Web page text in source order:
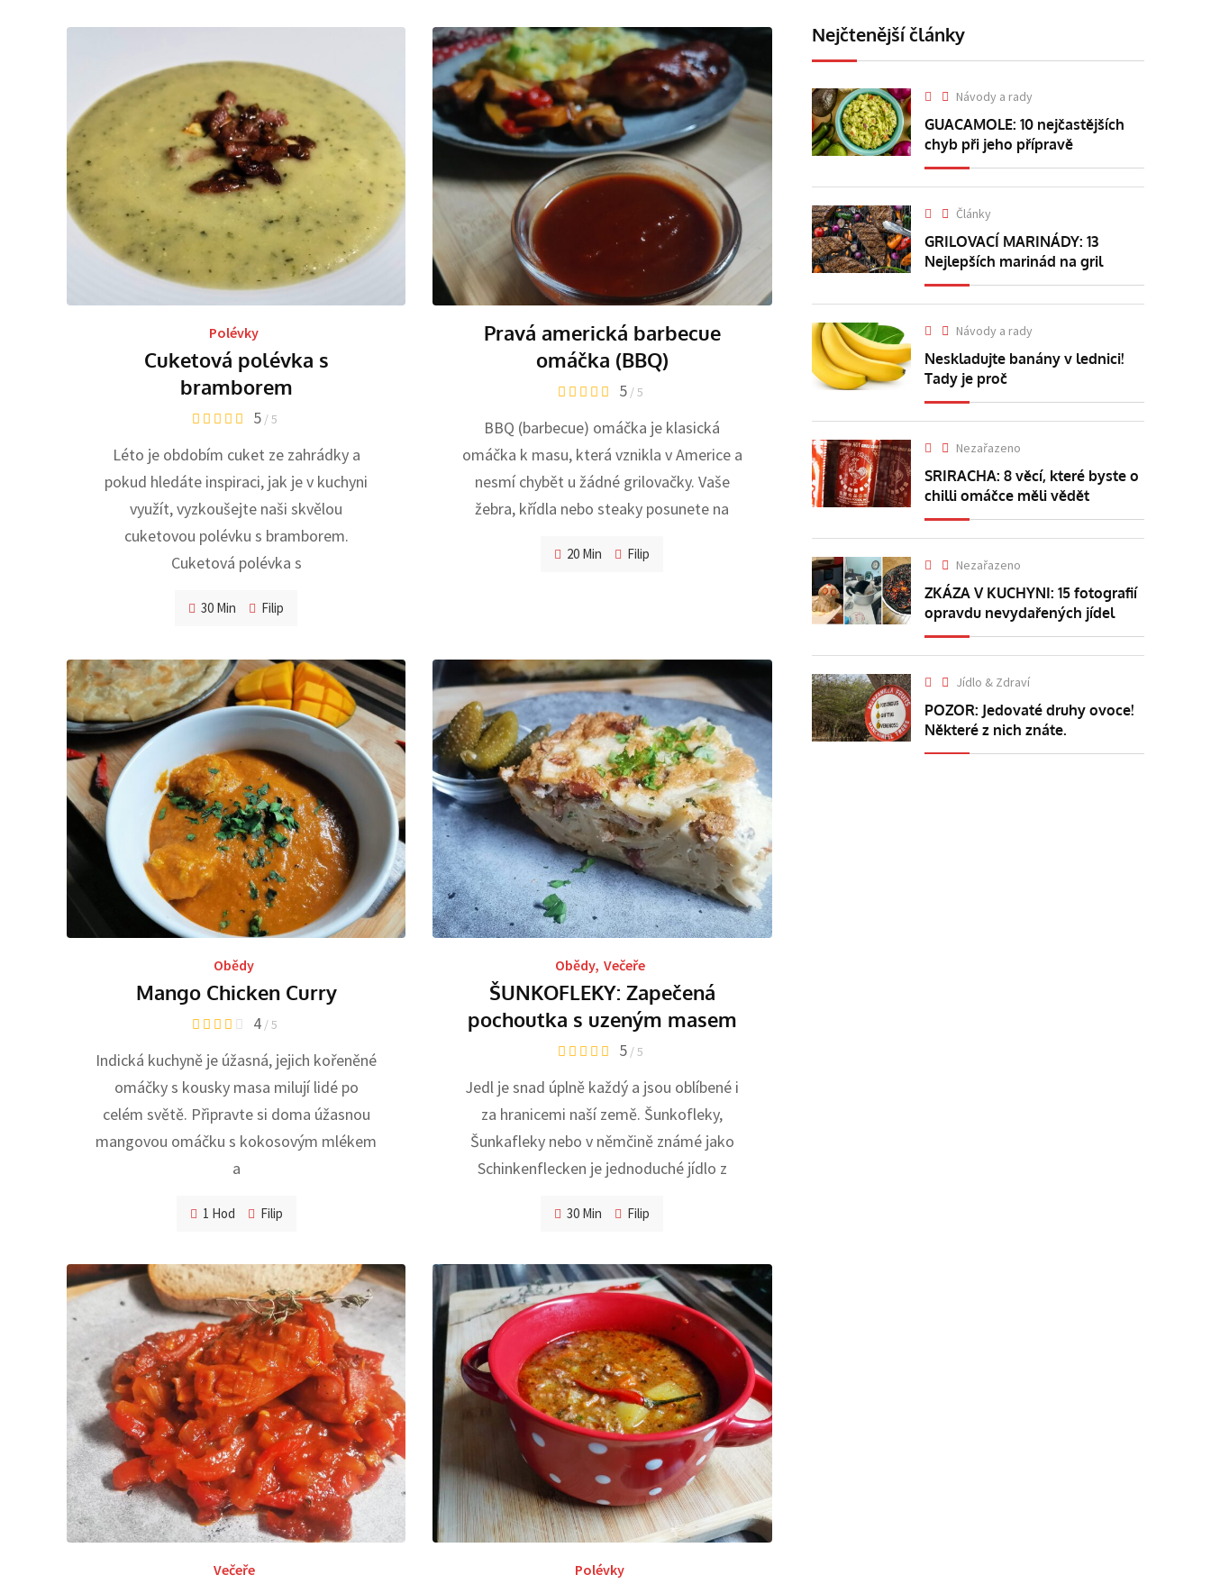
Polévky
Cuketová polévka s
bramborem
5 / 5
Léto je obdobím cuket ze zahrádky a
pokud hledáte inspiraci, jak je v kuchyni
využít, vyzkoušejte naši skvělou
cuketovou polévku s bramborem.
Cuketová polévka s
30 Min Filip
Pravá americká barbecue
omáčka (BBQ)
5 / 5
BBQ (barbecue) omáčka je klasická
omáčka k masu, která vznikla v Americe a
nesmí chybět u žádné grilovačky. Vaše
žebra, křídla nebo steaky posunete na
20 Min Filip
Obědy
Mango Chicken Curry
4 / 5
Indická kuchyně je úžasná, jejich kořeněné
omáčky s kousky masa milují lidé po
celém světě. Připravte si doma úžasnou
mangovou omáčku s kokosovým mlékem
a
1 Hod Filip
Obědy, Večeře
ŠUNKOFLEKY: Zapečená
pochoutka s uzeným masem
5 / 5
Jedl je snad úplně každý a jsou oblíbené i
za hranicemi naší země. Šunkofleky,
Šunkafleky nebo v němčině známé jako
Schinkenflecken je jednoduché jídlo z
30 Min Filip
Večeře Polévky
Nejčtenější články
Návody a rady
GUACAMOLE: 10 nejčastějších
chyb při jeho přípravě
Články
GRILOVACÍ MARINÁDY: 13
Nejlepších marinád na gril
Návody a rady
Neskladujte banány v lednici!
Tady je proč
Nezařazeno
SRIRACHA: 8 věcí, které byste o
chilli omáčce měli vědět
Nezařazeno
ZKÁZA V KUCHYNI: 15 fotografií
opravdu nevydařených jídel
Jídlo & Zdraví
POZOR: Jedovaté druhy ovoce!
Některé z nich znáte.